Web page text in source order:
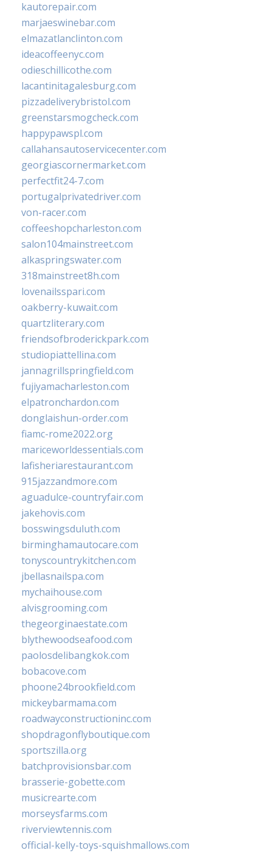
kautorepair.com
marjaeswinebar.com
elmazatlanclinton.com
ideacoffeenyc.com
odieschillicothe.com
lacantinitagalesburg.com
pizzadeliverybristol.com
greenstarsmogcheck.com
happypawspl.com
callahansautoservicecenter.com
georgiascornermarket.com
perfectfit24-7.com
portugalprivatedriver.com
von-racer.com
coffeeshopcharleston.com
salon104mainstreet.com
alkaspringswater.com
318mainstreet8h.com
lovenailsspari.com
oakberry-kuwait.com
quartzliterary.com
friendsofbroderickpark.com
studiopiattellina.com
jannagrillspringfield.com
fujiyamacharleston.com
elpatronchardon.com
donglaishun-order.com
fiamc-rome2022.org
mariceworldessentials.com
lafisheriarestaurant.com
915jazzandmore.com
aguadulce-countryfair.com
jakehovis.com
bosswingsduluth.com
birminghamautocare.com
tonyscountrykitchen.com
jbellasnailspa.com
mychaihouse.com
alvisgrooming.com
thegeorginaestate.com
blythewoodseafood.com
paolosdelibangkok.com
bobacove.com
phoone24brookfield.com
mickeybarmama.com
roadwayconstructioninc.com
shopdragonflyboutique.com
sportszilla.org
batchprovisionsbar.com
brasserie-gobette.com
musicrearte.com
morseysfarms.com
riverviewtennis.com
official-kelly-toys-squishmallows.com